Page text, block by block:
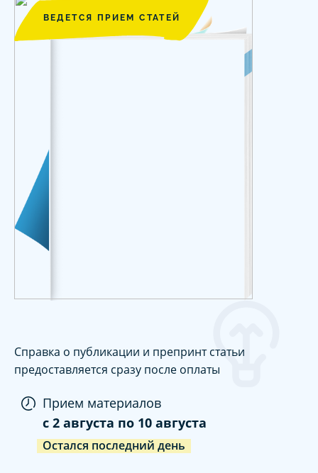
ВЕДЕТСЯ ПРИЕМ СТАТЕЙ
Справка о публикации и препринт статьи
предоставляется сразу после оплаты
Прием материалов
c 2 августа по 10 августа
Остался последний день